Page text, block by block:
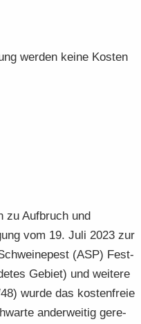
wer­den keine Kos­ten
zu Auf­bruch und
vom 19. Juli 2023 zur
(ASP) Fest­
Ge­biet) und wei­te­re
wurde das kos­ten­freie
an­der­wei­tig ge­re­